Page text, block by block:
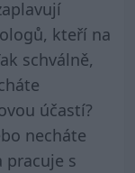
kteří na
schválně,
účastí?
necháte
pracuje s